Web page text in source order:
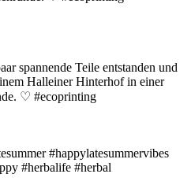
spannende Teile entstanden und
Halleiner Hinterhof in einer
♡ #ecoprinting